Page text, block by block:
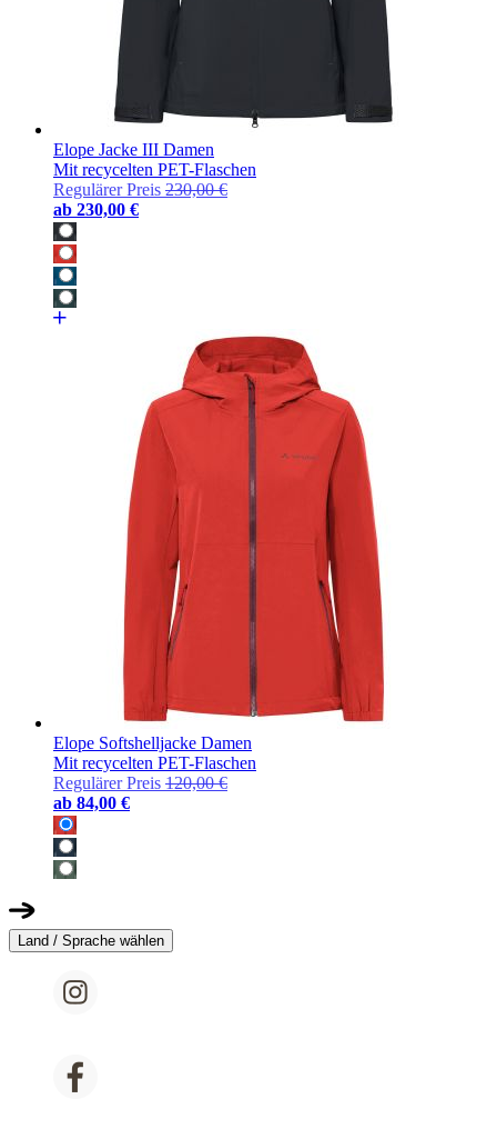
Elope Jacke III Damen
Mit recycelten PET-Flaschen
Regulärer Preis 230,00 €
ab 230,00 €
Elope Softshelljacke Damen
Mit recycelten PET-Flaschen
Regulärer Preis 120,00 €
ab 84,00 €
Land / Sprache wählen